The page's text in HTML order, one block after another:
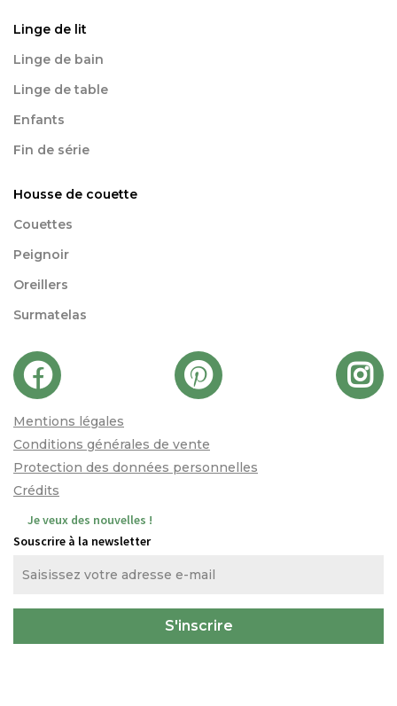
Linge de lit
Linge de bain
Linge de table
Enfants
Fin de série
Housse de couette
Couettes
Peignoir
Oreillers
Surmatelas
Mentions légales
Conditions générales de vente
Protection des données personnelles
Crédits
Je veux des nouvelles !
Souscrire à la newsletter